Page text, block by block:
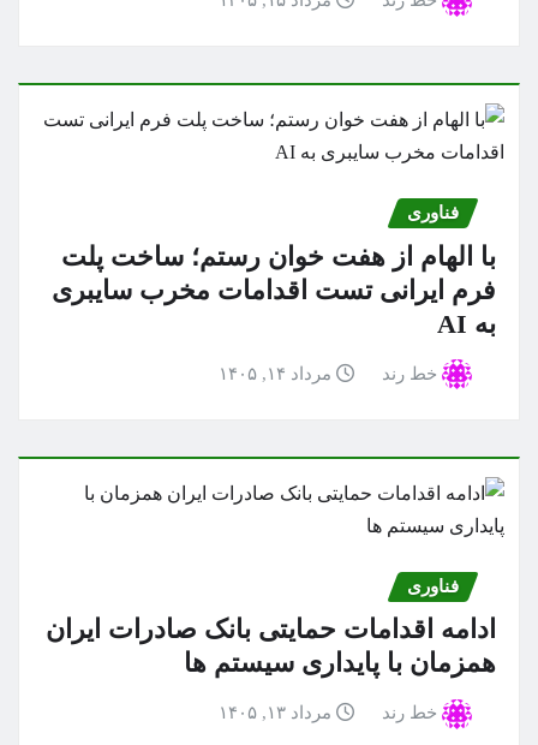
فناوری
با الهام از هفت خوان رستم؛ ساخت پلت
فرم ایرانی تست اقدامات مخرب سایبری
به AI
خط رند مرداد ۱۴, ۱۴۰۵
فناوری
ادامه اقدامات حمایتی بانک صادرات ایران
همزمان با پایداری سیستم ها
خط رند مرداد ۱۳, ۱۴۰۵